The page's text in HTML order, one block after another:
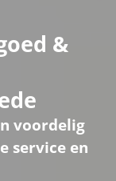
&
voordelig
service en